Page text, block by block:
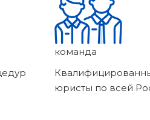
команда
юристы по всей